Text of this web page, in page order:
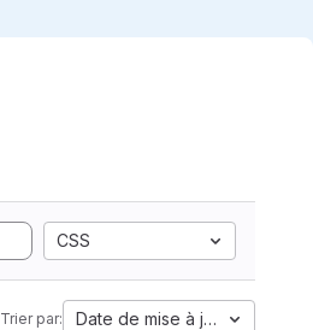
CSS
Trier par: Date de mise à jour